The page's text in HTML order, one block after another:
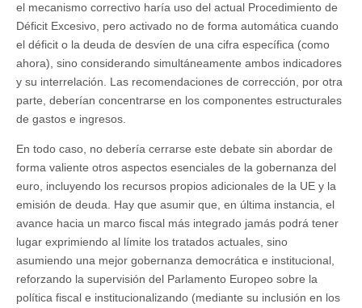
el mecanismo correctivo haría uso del actual Procedimiento de
Déficit Excesivo, pero activado no de forma automática cuando
el déficit o la deuda de desvíen de una cifra específica (como
ahora), sino considerando simultáneamente ambos indicadores
y su interrelación. Las recomendaciones de corrección, por otra
parte, deberían concentrarse en los componentes estructurales
de gastos e ingresos.
En todo caso, no debería cerrarse este debate sin abordar de
forma valiente otros aspectos esenciales de la gobernanza del
euro, incluyendo los recursos propios adicionales de la UE y la
emisión de deuda. Hay que asumir que, en última instancia, el
avance hacia un marco fiscal más integrado jamás podrá tener
lugar exprimiendo al límite los tratados actuales, sino
asumiendo una mejor gobernanza democrática e institucional,
reforzando la supervisión del Parlamento Europeo sobre la
política fiscal e institucionalizando (mediante su inclusión en los